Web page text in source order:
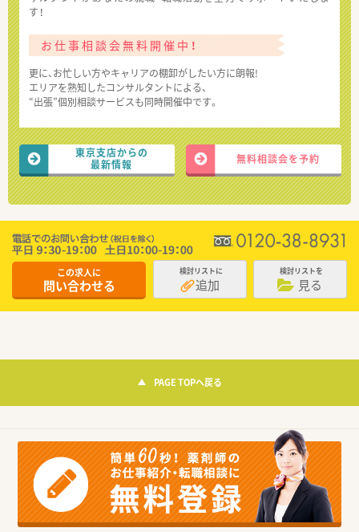
す！
お仕事相談会無料開催中！
更に、お忙しい方やキャリアの棚卸がしたい方に朗報!
エリアを熟知したコンサルタントによる、
“出張”個別相談サービスも同時開催中です。
東京支店からの
最新情報
無料相談会を予約
この求人に
問い合わせる
検討リストに
追加
検討リストを
見る
PAGE TOPへ戻る